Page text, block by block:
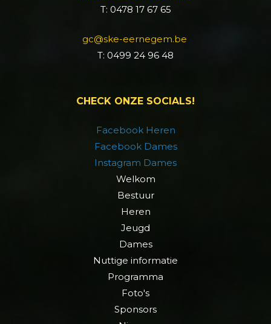
T: 0478 17 67 65
gc@ske-eernegem.be
T: 0499 24 96 48
CHECK ONZE SOCIALS!
Facebook Heren
Facebook Dames
Instagram Dames
Welkom
Bestuur
Heren
Jeugd
Dames
Nuttige informatie
Programma
Foto's
Sponsors